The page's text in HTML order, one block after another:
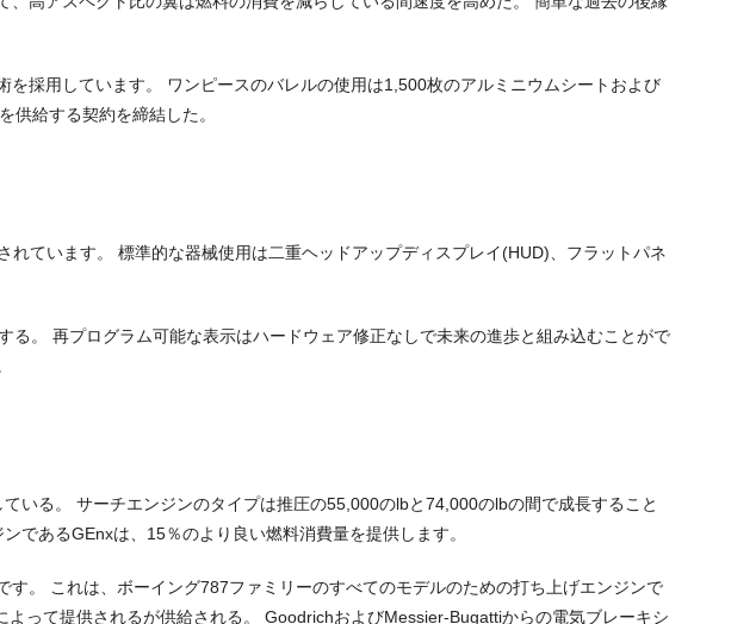
採用しています。 ワンピースのバレルの使用は1,500枚のアルミニウムシートおよび
供給する契約を締結した。
ています。 標準的な器械使用は二重ヘッドアップディスプレイ(HUD)、フラットパネ
。 再プログラム可能な表示はハードウェア修正なしで未来の進歩と組み込むことがで
いる。 サーチエンジンのタイプは推圧の55,000のlbと74,000のlbの間で成長すること
であるGEnxは、15％のより良い燃料消費量を提供します。
。 これは、ボーイング787ファミリーのすべてのモデルのための打ち上げエンジンで
って提供されるが供給される。 GoodrichおよびMessier-Bugattiからの電気ブレーキシ